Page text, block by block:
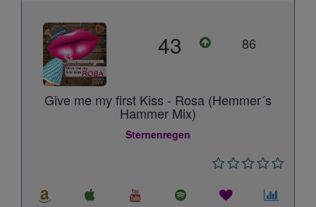
43 86
Give me my first Kiss - Rosa (Hemmer´s
Hammer Mix)
Sternenregen